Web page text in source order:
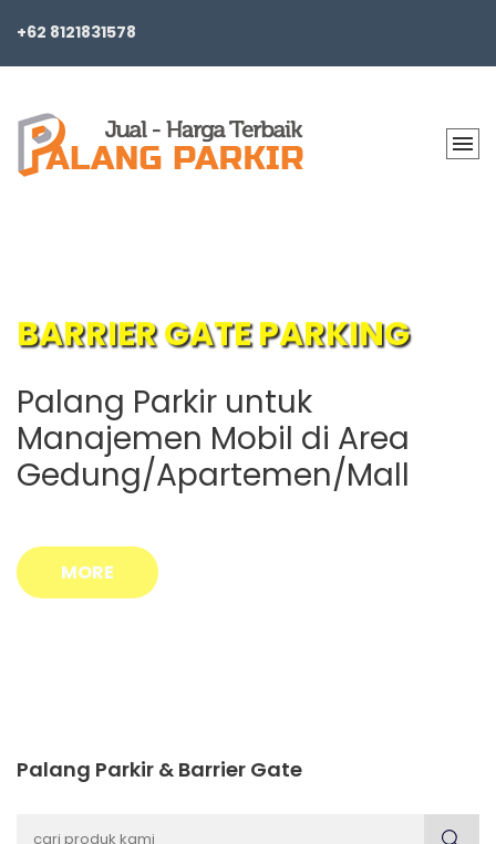
+62 8121831578
BARRIER GATE PARKING
Palang Parkir untuk
Manajemen Mobil di Area
Gedung/Apartemen/Mall
MORE
Palang Parkir & Barrier Gate